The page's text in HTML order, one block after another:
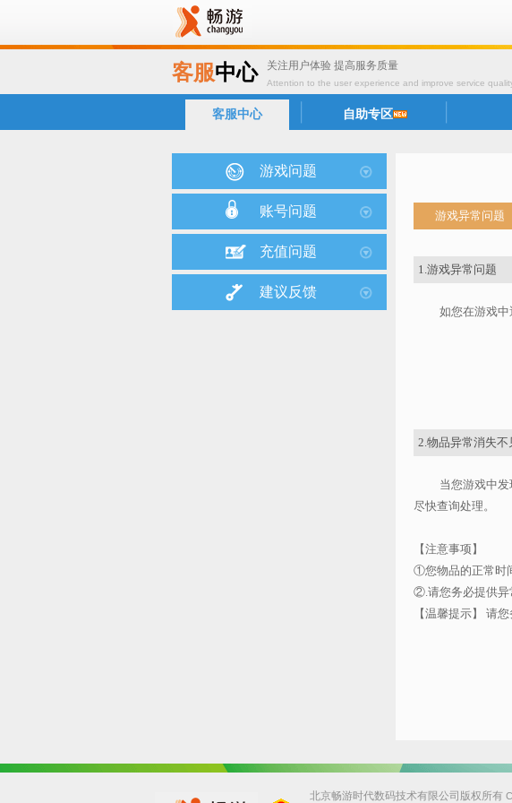
客服中心 关注用户体验 提高服务质量
Attention to the user experience and improve service
客服中心 自助专区
游戏问题
账号问题
充值问题
建议反馈
游戏异常问题
1.游戏异常问题
如您在游戏
2.物品异常消失不
当您游戏中
尽快查询处理。
【注意事项】
①您物品的正常时
②.请您务必提供异
【温馨提示】 请
北京畅游时代数码技术有限公司版权所有